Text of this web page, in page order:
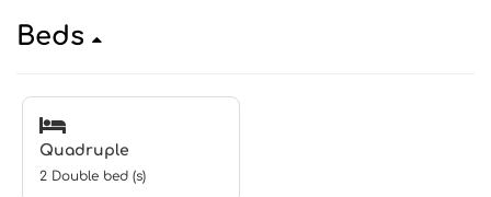
Beds
Quadruple
2 Double bed (s)